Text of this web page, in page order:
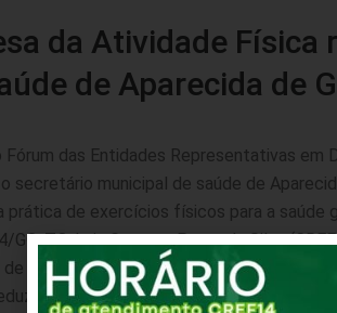
da Atividade Física
de Aparecida de
das Entidades Representativas em
secretário municipal de saúde de
prática de exercícios físicos para a saúde
GO-TO, Luiz Gustavo Peres da Silva
Educação Física para a prevenção,
o tempo de internação, controlar as